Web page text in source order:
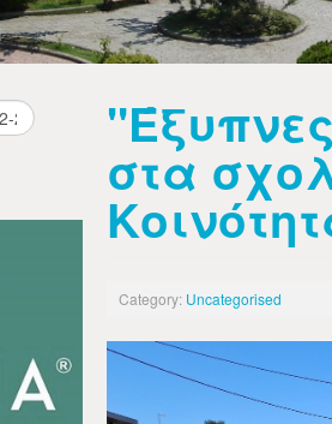
στα
Category: Uncategorised